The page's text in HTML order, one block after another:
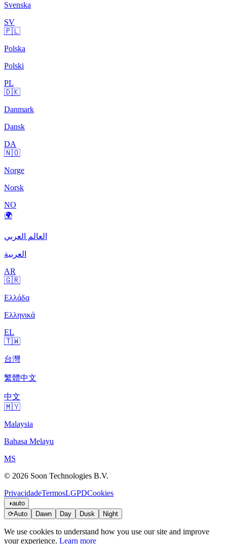
Svenska
SV
🇵🇱
Polska
Polski
PL
🇩🇰
Danmark
Dansk
DA
🇳🇴
Norge
Norsk
NO
🌍
العالم العربي
العربية
AR
🇬🇷
Ελλάδα
Ελληνικά
EL
🇹🇼
台灣
繁體中文
中文
🇲🇾
Malaysia
Bahasa Melayu
MS
© 2026 Soon Technologies B.V.
PrivacidadeTermosLGPDCookies
◑auto
⟳Auto Dawn Day Dusk Night
We use cookies to understand how you use our site and improve
your experience. Learn more